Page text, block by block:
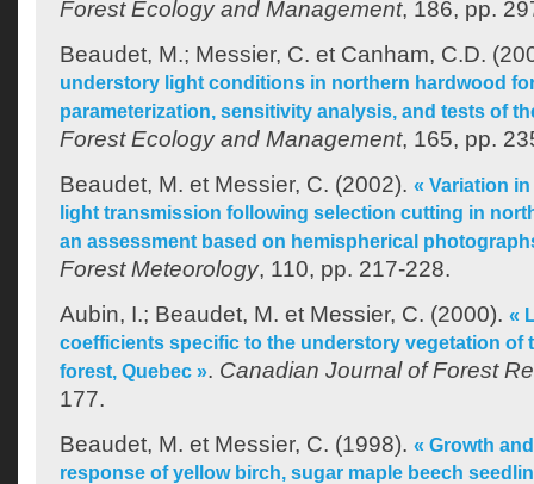
Forest Ecology and Management, 186, pp.
Beaudet, M.; Messier, C. et Canham, C.D.
understory light conditions in northern hardwood
parameterization, sensitivity analysis, and tests of
Forest Ecology and Management, 165, pp.
Beaudet, M. et Messier, C. (2002). « Variation
light transmission following selection cutting in
an assessment based on hemispherical
Forest Meteorology, 110, pp. 217-228.
Aubin, I.; Beaudet, M. et Messier, C. (2000). «
coefficients specific to the understory vegetation of
forest, Quebec ». Canadian Journal of Forest
177.
Beaudet, M. et Messier, C. (1998). « Growth
response of yellow birch, sugar maple beech